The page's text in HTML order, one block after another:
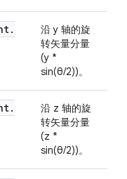
.
沿 y 轴的旋
转矢量分量
(y *
sin(θ/2))。
.
沿 z 轴的旋
转矢量分量
(z *
sin(θ/2))。